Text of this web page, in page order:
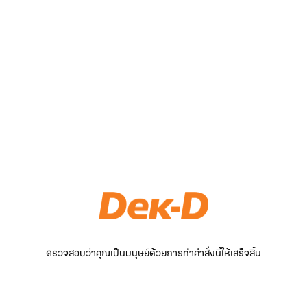
ตรวจสอบว่าคุณเป็นมนุษย์ด้วยการทำคำสั่งนี้ให้เสร็จสิ้น